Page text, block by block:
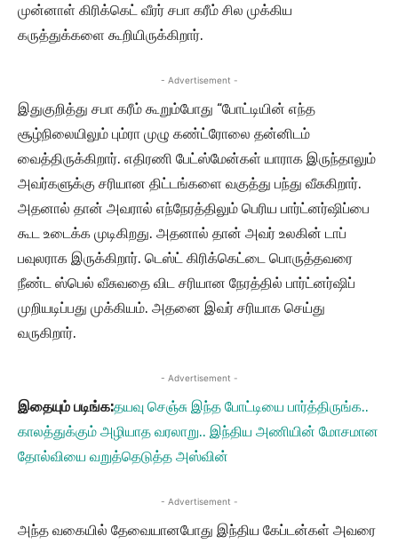
முன்னாள் கிரிக்கெட் வீரர் சபா கரீம் சில முக்கிய
கருத்துக்களை கூறியிருக்கிறார்.
- Advertisement -
இதுகுறித்து சபா கரீம் கூறும்போது “போட்டியின் எந்த
சூழ்நிலையிலும் பும்ரா முழு கண்ட்ரோலை தன்னிடம்
வைத்திருக்கிறார். எதிரணி பேட்ஸ்மேன்கள் யாராக இருந்தாலும்
அவர்களுக்கு சரியான திட்டங்களை வகுத்து பந்து வீசுகிறார்.
அதனால் தான் அவரால் எந்நேரத்திலும் பெரிய பார்ட்னர்ஷிப்பை
கூட உடைக்க முடிகிறது. அதனால் தான் அவர் உலகின் டாப்
பவுலராக இருக்கிறார். டெஸ்ட் கிரிக்கெட்டை பொருத்தவரை
நீண்ட ஸ்பெல் வீசுவதை விட சரியான நேரத்தில் பார்ட்னர்ஷிப்
முறியடிப்பது முக்கியம். அதனை இவர் சரியாக செய்து
வருகிறார்.
- Advertisement -
இதையும் படிங்க:தயவு செஞ்சு இந்த போட்டியை பார்த்திருங்க..
காலத்துக்கும் அழியாத வரலாறு.. இந்திய அணியின் மோசமான
தோல்வியை வறுத்தெடுத்த அஸ்வின்
- Advertisement -
அந்த வகையில் தேவையானபோது இந்திய கேப்டன்கள் அவரை